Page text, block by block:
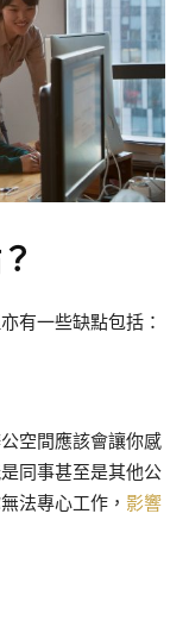
有一些缺點包括：
空間應該會讓你感
同事甚至是其他公
法專心工作， 影響